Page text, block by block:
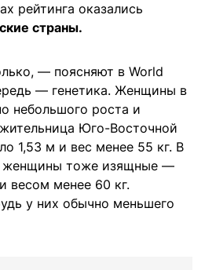
рейтинга оказались
страны.
— поясняют в World
— генетика. Женщины в
небольшого роста и
Юго-Восточной
1,53 м и вес менее 55 кг. В
женщины тоже изящные —
весом менее 60 кг.
у них обычно меньшего